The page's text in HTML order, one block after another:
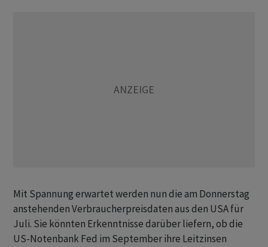
Mit Spannung erwartet werden nun die am Donnerstag
anstehenden Verbraucherpreisdaten aus den USA für
Juli. Sie könnten Erkenntnisse darüber liefern, ob die
US-Notenbank Fed im September ihre Leitzinsen